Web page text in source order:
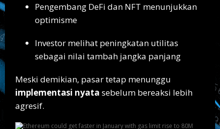
Pengembang DeFi dan NFT menunjukkan
optimisme
Investor melihat peningkatan utilitas
sebagai nilai tambah jangka panjang
Meski demikian, pasar tetap menunggu
implementasi nyata sebelum bereaksi lebih
agresif.